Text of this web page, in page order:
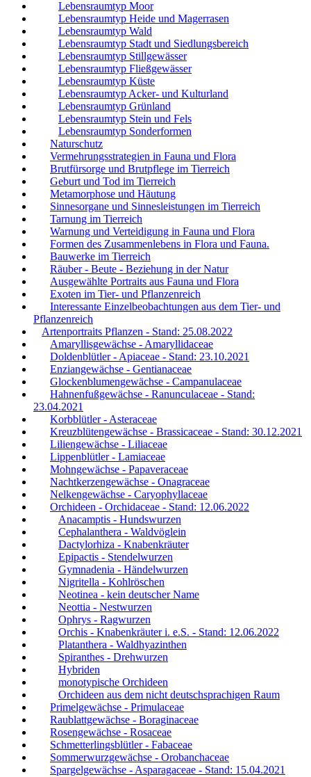
Lebensraumtyp Moor
Lebensraumtyp Heide und Magerrasen
Lebensraumtyp Wald
Lebensraumtyp Stadt und Siedlungsbereich
Lebensraumtyp Stillgewässer
Lebensraumtyp Fließgewässer
Lebensraumtyp Küste
Lebensraumtyp Acker- und Kulturland
Lebensraumtyp Grünland
Lebensraumtyp Stein und Fels
Lebensraumtyp Sonderformen
Naturschutz
Vermehrungsstrategien in Fauna und Flora
Brutfürsorge und Brutpflege im Tierreich
Geburt und Tod im Tierreich
Metamorphose und Häutung
Sinnesorgane und Sinnesleistungen im Tierreich
Tarnung im Tierreich
Warnung und Verteidigung in Fauna und Flora
Formen des Zusammenlebens in Flora und Fauna.
Bauwerke im Tierreich
Räuber - Beute - Beziehung in der Natur
Ausgewählte Portraits aus Fauna und Flora
Exoten im Tier- und Pflanzenreich
Interessante Einzelbeobachtungen aus dem Tier- und
Pflanzenreich
Artenportraits Pflanzen - Stand: 25.08.2022
Amaryllisgewächse - Amaryllidaceae
Doldenblütler - Apiaceae - Stand: 23.10.2021
Enziangewächse - Gentianaceae
Glockenblumengewächse - Campanulaceae
Hahnenfußgewächse - Ranunculaceae - Stand:
23.04.2021
Korbblütler - Asteraceae
Kreuzblütengewächse - Brassicaceae - Stand: 30.12.2021
Liliengewächse - Liliaceae
Lippenblütler - Lamiaceae
Mohngewächse - Papaveraceae
Nachtkerzengewächse - Onagraceae
Nelkengewächse - Caryophyllaceae
Orchideen - Orchidaceae - Stand: 12.06.2022
Anacamptis - Hundswurzen
Cephalanthera - Waldvöglein
Dactylorhiza - Knabenkräuter
Epipactis - Stendelwurzen
Gymnadenia - Händelwurzen
Nigritella - Kohlröschen
Neotinea - kein deutscher Name
Neottia - Nestwurzen
Ophrys - Ragwurzen
Orchis - Knabenkräuter i. e.S. - Stand: 12.06.2022
Platanthera - Waldhyazinthen
Spiranthes - Drehwurzen
Hybriden
monotypische Orchideen
Orchideen aus dem nicht deutschsprachigen Raum
Primelgewächse - Primulaceae
Raublattgewächse - Boraginaceae
Rosengewächse - Rosaceae
Schmetterlingsblütler - Fabaceae
Sommerwurzgewächse - Orobanchaceae
Spargelgewächse - Asparagaceae - Stand: 15.04.2021